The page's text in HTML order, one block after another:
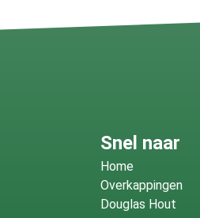
Snel naar
Home
Overkappingen
Douglas Hout